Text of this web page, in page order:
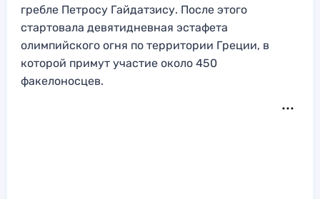
гребле Петросу Гайдатзису. После этого
стартовала девятидневная эстафета
олимпийского огня по территории Греции, в
которой примут участие около 450
факелоносцев.